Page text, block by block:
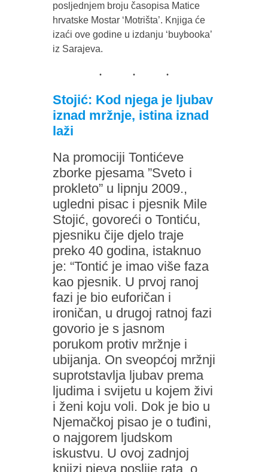
posljednjem broju časopisa Matice
hrvatske Mostar ‘Motrišta’. Knjiga će
izaći ove godine u izdanju ‘buybooka’
iz Sarajeva.
Stojić: Kod njega je ljubav
iznad mržnje, istina iznad
laži
Na promociji Tontićeve
zborke pjesama ”Sveto i
prokleto” u lipnju 2009.,
ugledni pisac i pjesnik Mile
Stojić, govoreći o Tontiću,
pjesniku čije djelo traje
preko 40 godina, istaknuo
je: “Tontić je imao više faza
kao pjesnik. U prvoj ranoj
fazi je bio euforičan i
ironičan, u drugoj ratnoj fazi
govorio je s jasnom
porukom protiv mržnje i
ubijanja. On sveopćoj mržnji
suprotstavlja ljubav prema
ljudima i svijetu u kojem živi
i ženi koju voli. Dok je bio u
Njemačkoj pisao je o tuđini,
o najgorem ljudskom
iskustvu. U ovoj zadnjoj
knjizi pjeva poslije rata, o